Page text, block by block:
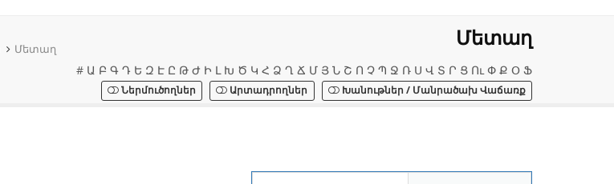
Մետաղ
Մետաղ
# Ա Բ Գ Դ Ե Զ Է Ը Թ Ժ Ի Լ Խ Ծ Կ Հ Ձ Ղ Ճ Մ Յ Ն Շ Ո Չ Պ Ջ Ռ Ս Վ Տ Ր Ց Ու Փ Ք Օ Ֆ
Ներմուծողներ Արտադրողներ Խանութներ / Մանրածախ Վաճառք